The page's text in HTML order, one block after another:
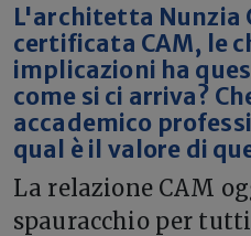
L'architetta Nunzia
certificata CAM, le
implicazioni ha
come si ci arriva?
accademico
qual è il valore di
La relazione CAM
spauracchio per